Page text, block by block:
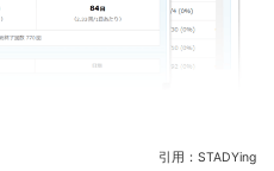
引用：STADYing